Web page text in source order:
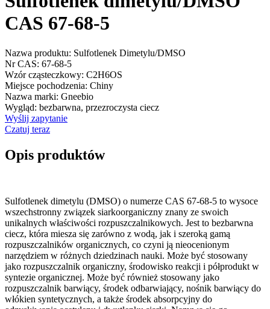
CAS 67-68-5
Nazwa produktu: Sulfotlenek Dimetylu/DMSO
Nr CAS: 67-68-5
Wzór cząsteczkowy: C2H6OS
Miejsce pochodzenia: Chiny
Nazwa marki: Gneebio
Wygląd: bezbarwna, przezroczysta ciecz
Wyślij zapytanie
Czatuj teraz
Opis produktów
Sulfotlenek dimetylu (DMSO) o numerze CAS 67-68-5 to wysoce
wszechstronny związek siarkoorganiczny znany ze swoich
unikalnych właściwości rozpuszczalnikowych. Jest to bezbarwna
ciecz, która miesza się zarówno z wodą, jak i szeroką gamą
rozpuszczalników organicznych, co czyni ją nieocenionym
narzędziem w różnych dziedzinach nauki. Może być stosowany
jako rozpuszczalnik organiczny, środowisko reakcji i półprodukt w
syntezie organicznej. Może być również stosowany jako
rozpuszczalnik barwiący, środek odbarwiający, nośnik barwiący do
włókien syntetycznych, a także środek absorpcyjny do